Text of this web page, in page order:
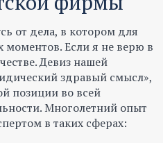
от дела, в котором для
Если я не верю в
Девиз нашей
здравый смысл»,
позиции во всей
Многолетний опыт
в таких сферах: